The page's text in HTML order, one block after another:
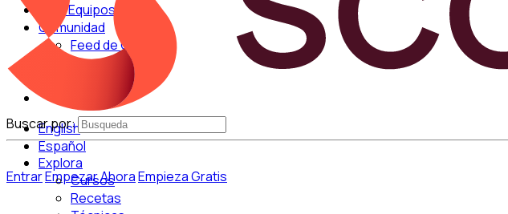
Para Equipos
Comunidad
Feed de Cocina
Blog
English
Español
EntrarEmpezar AhoraEmpieza Gratis
Buscar por:
Explora
Cursos
Recetas